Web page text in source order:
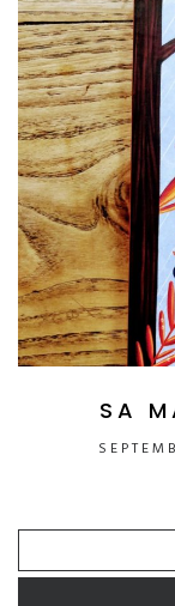
SA
RECHERCHER :